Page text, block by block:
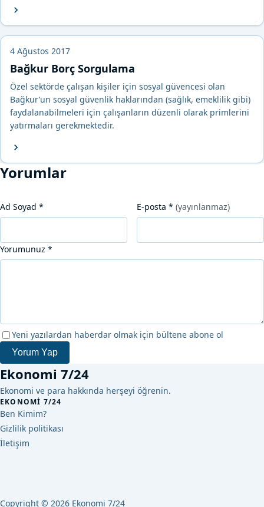
4 Ağustos 2017
Bağkur Borç Sorgulama
Özel sektörde çalışan kişiler için sosyal güvencesi olan
Bağkur’un sosyal güvenlik haklarından (sağlık, emeklilik gibi)
faydalanabilmeleri için çalışanların düzenli olarak primlerini
yatırmaları gerekmektedir.
Yorumlar
Ad Soyad * E-posta * (yayınlanmaz)
Yorumunuz *
Yeni yazılardan haberdar olmak için bültene abone ol
Yorum Yap
Ekonomi 7/24
Ekonomi ve para hakkında herşeyi öğrenin.
EKONOMI 7/24
Ben Kimim?
Gizlilik politikası
İletişim
Copyright © 2026 Ekonomi 7/24